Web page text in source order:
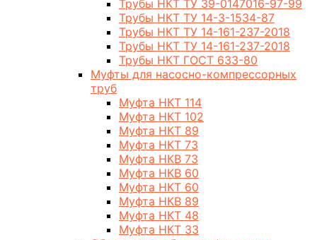
Трубы НКТ ТУ 39-0147016-97-99
Трубы НКТ ТУ 14-3-1534-87
Трубы НКТ ТУ 14-161-237-2018
Трубы НКТ ТУ 14-161-237-2018
Трубы НКТ ГОСТ 633-80
Муфты для насосно-компрессорных
труб
Муфта НКТ 114
Муфта НКТ 102
Муфта НКТ 89
Муфта НКТ 73
Муфта НКВ 73
Муфта НКВ 60
Муфта НКТ 60
Муфта НКВ 89
Муфта НКТ 48
Муфта НКТ 33